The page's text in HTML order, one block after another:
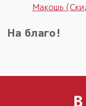
Макошь
На благо!